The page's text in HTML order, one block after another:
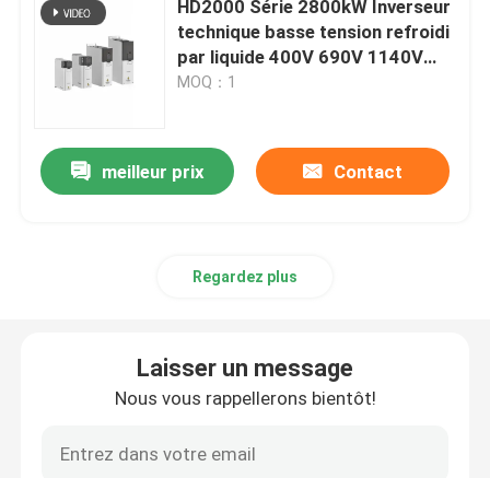
onduleur hybride solaire
HD2000 Série 2800kW Inverseur
technique basse tension refroidi
par liquide 400V 690V 1140V
1380V
MOQ：1
meilleur prix Contact
Regardez plus
Laisser un message
Nous vous rappellerons bientôt!